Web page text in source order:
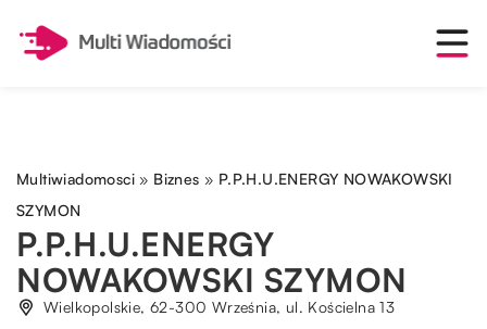
Multiwiadomosci » Biznes » P.P.H.U.ENERGY NOWAKOWSKI
SZYMON
P.P.H.U.ENERGY
NOWAKOWSKI SZYMON
Wielkopolskie, 62-300 Września, ul. Kościelna 13